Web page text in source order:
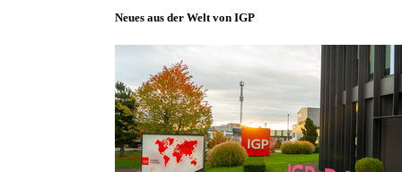
Neues aus der Welt von IGP